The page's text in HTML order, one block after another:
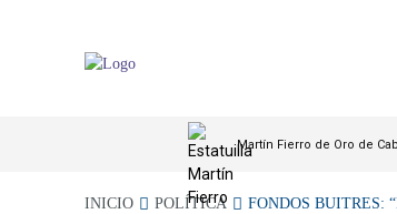
Martín Fierro de Oro de
INICIO POLÍTICA FONDOS BUITRES: